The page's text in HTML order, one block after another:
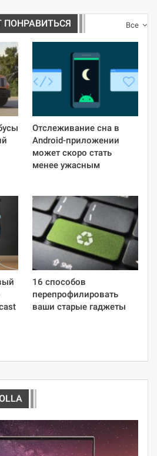
Все
Отслеживание сна в
Android-приложении
может скоро стать
менее ужасным
16 способов
перепрофилировать
ваши старые гаджеты